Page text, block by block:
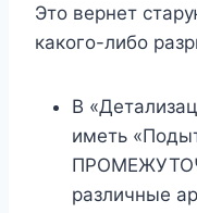
Это вернет
какого-либо
В
иметь
различные